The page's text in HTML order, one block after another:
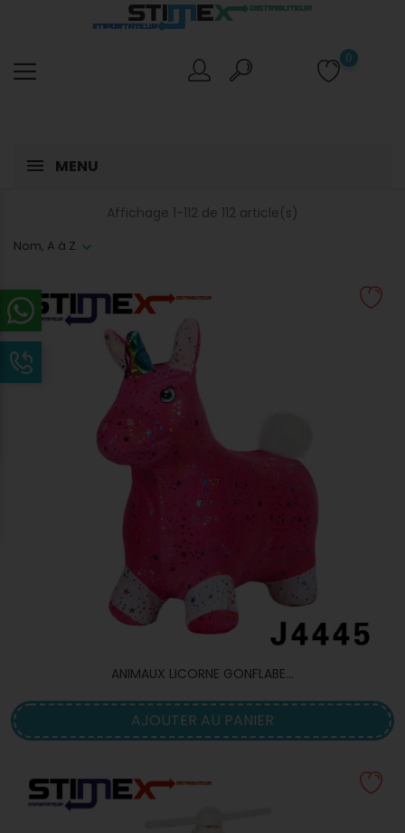
0
MENU
Nom, A à Z
Affichage 1-112 de 112 article(s)
ANIMAUX LICORNE GONFLABE...
AJOUTER AU PANIER